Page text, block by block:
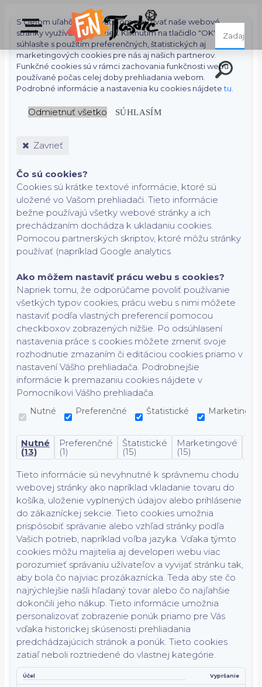
S cieľom uľahčiť používateľom používať naše webové
stránky využívame cookies. Kliknutím na tlačidlo "OK"
súhlasíte s použitím preferenčných, štatistických aj
marketingových cookies pre nás aj našich partnerov.
Funkčné cookies sú v rámci zachovania funkčnosti webu
používané počas celej doby prehliadania webom.
Podrobné informácie a nastavenia ku cookies nájdetetu
Odmietnuť všetko SÚHLASÍM
Zavrieť
Čo sú cookies?
Cookies sú krátke textové informácie, ktoré sú
uložené vo Vašom prehliadači. Tieto informácie
bežne používajú všetky webové stránky a ich
prechádzaním dochádza k ukladaniu cookies.
Pomocou partnerských skriptov, ktoré môžu stránky
používať (napríklad Google analytics
Ako môžem nastaviť prácu webu s cookies?
Napriek tomu, že odporúčame povoliť používanie
všetkých typov cookies, prácu webu s nimi môžete
nastaviť podľa vlastných preferencií pomocou
checkboxov zobrazených nižšie. Po odsúhlasení
nastavenia práce s cookies môžete zmeniť svoje
rozhodnutie zmazaním či editáciou cookies priamo v
nastavení Vášho prehliadača. Podrobnejšie
informácie k premazaniu cookies nájdete v
Pomocníkovi Vášho prehliadača.
Nutné Preferenčné Štatistické
Nutné
(13)
Preferenčné
(1)
Štatistické
(15)
Marketingové
(15)
Tieto informácie sú nevyhnutné k správnemu chodu
webovej stránky ako napríklad vkladanie tovaru do
košíka, uloženie vyplnených údajov alebo prihlásenie
do zákazníckej sekcie. Tieto cookies umožnia
prispôsobiť správanie alebo vzhľad stránky podľa
Vašich potrieb, napríklad voľba jazyka. Vďaka týmto
cookies môžu majitelia aj developeri webu viac
porozumieť správaniu užívateľov a vyvijať stránku tak,
aby bola čo najviac prozákaznícka. Teda aby ste čo
najrýchlejšie našli hľadaný tovar alebo čo najľahšie
dokončili jeho nákup. Tieto informácie umožnia
personalizovať zobrazenie ponúk priamo pre Vás
vďaka historickej skúsenosti prehliadania
predchádzajúcich stránok a ponúk. Tieto cookies
zatiaľ neboli roztriedené do vlastnej kategórie.
Účel Vypršanie